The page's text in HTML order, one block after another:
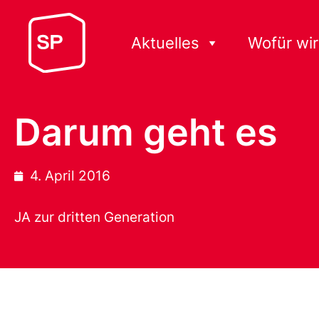
Aktuelles Wofür
Darum geht es
4. April 2016
JA zur dritten Generation